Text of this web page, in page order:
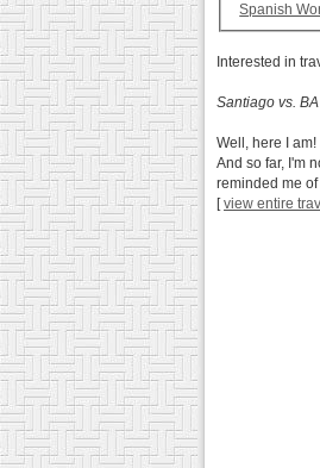
Spanish
Interested in
Santiago vs. BA
Well, here I
And so far, I'm
reminded me
[view entire